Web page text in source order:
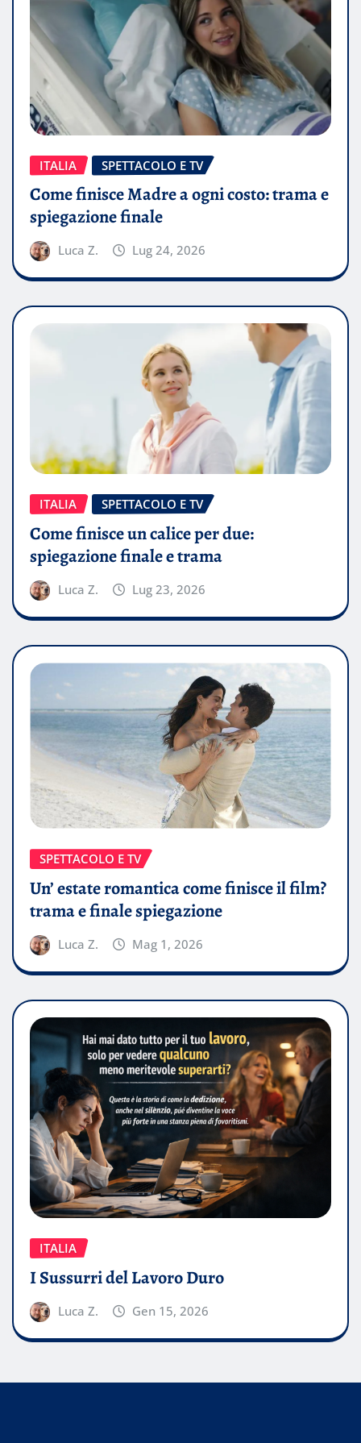
ITALIA SPETTACOLO E TV
Come finisce Madre a ogni costo: trama e
spiegazione finale
Luca Z. Lug 24, 2026
ITALIA SPETTACOLO E TV
Come finisce un calice per due:
spiegazione finale e trama
Luca Z. Lug 23, 2026
SPETTACOLO E TV
Un’ estate romantica come finisce il film?
trama e finale spiegazione
Luca Z. Mag 1, 2026
ITALIA
I Sussurri del Lavoro Duro
Luca Z. Gen 15, 2026